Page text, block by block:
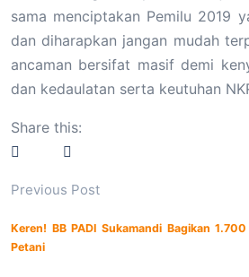
sama menciptakan Pemilu 2019
dan diharapkan jangan mudah
ancaman bersifat masif demi
dan kedaulatan serta keutuhan
Share this:
Previous Post
Keren! BB PADI Sukamandi Bagikan
Petani